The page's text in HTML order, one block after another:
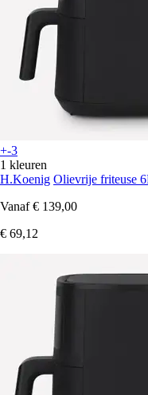
+-3
1 kleuren
H.Koenig Olievrije friteuse
Vanaf € 139,00
€ 69,12